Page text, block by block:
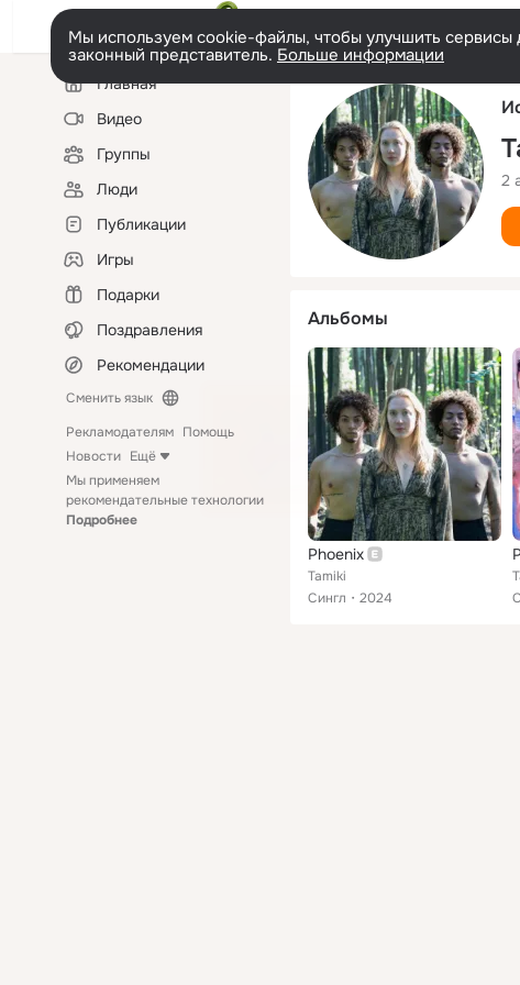
Мы используем cookie-файлы, чтобы улучшить сервисы
законный представитель. Больше информации
Левая
колонкаГлавная
Видео
Группы
Люди
Публикации
Игры
Подарки
Поздравления
Рекомендации
Сменить язык
Рекламодателям Помощь
Новости Ещё
Мы применяем
рекомендательные технологии
Подробнее
2
Альбомы
Phoenix
Tamiki
Сингл
2024